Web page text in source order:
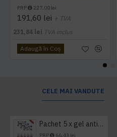
PRP 227,00 lei
191,60 lei + TVA
231,84 lei TVA inclus
Adaugă în Coş
CELE MAI VANDUTE
Pachet 5 x gel antibacterian 50ml si 3 x Servetele antibacteriene 48 buc Hygienium
PRP 66,43 lei